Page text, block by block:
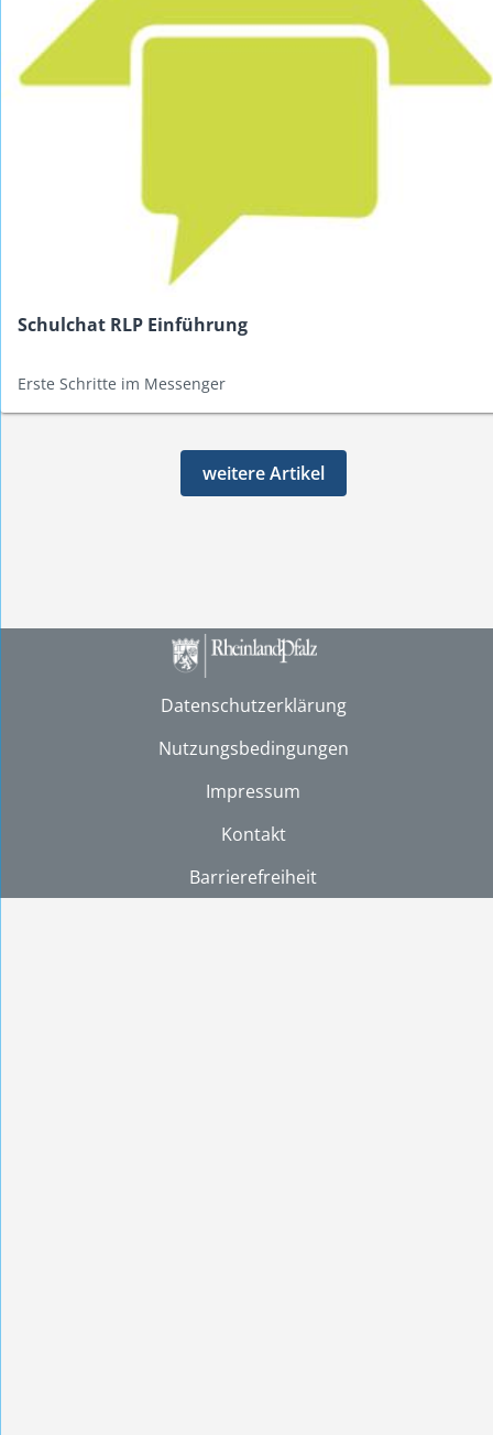
Schulchat RLP Einführung
Erste Schritte im Messenger
weitere Artikel
Datenschutzerklärung
Nutzungsbedingungen
Impressum
Kontakt
Barrierefreiheit